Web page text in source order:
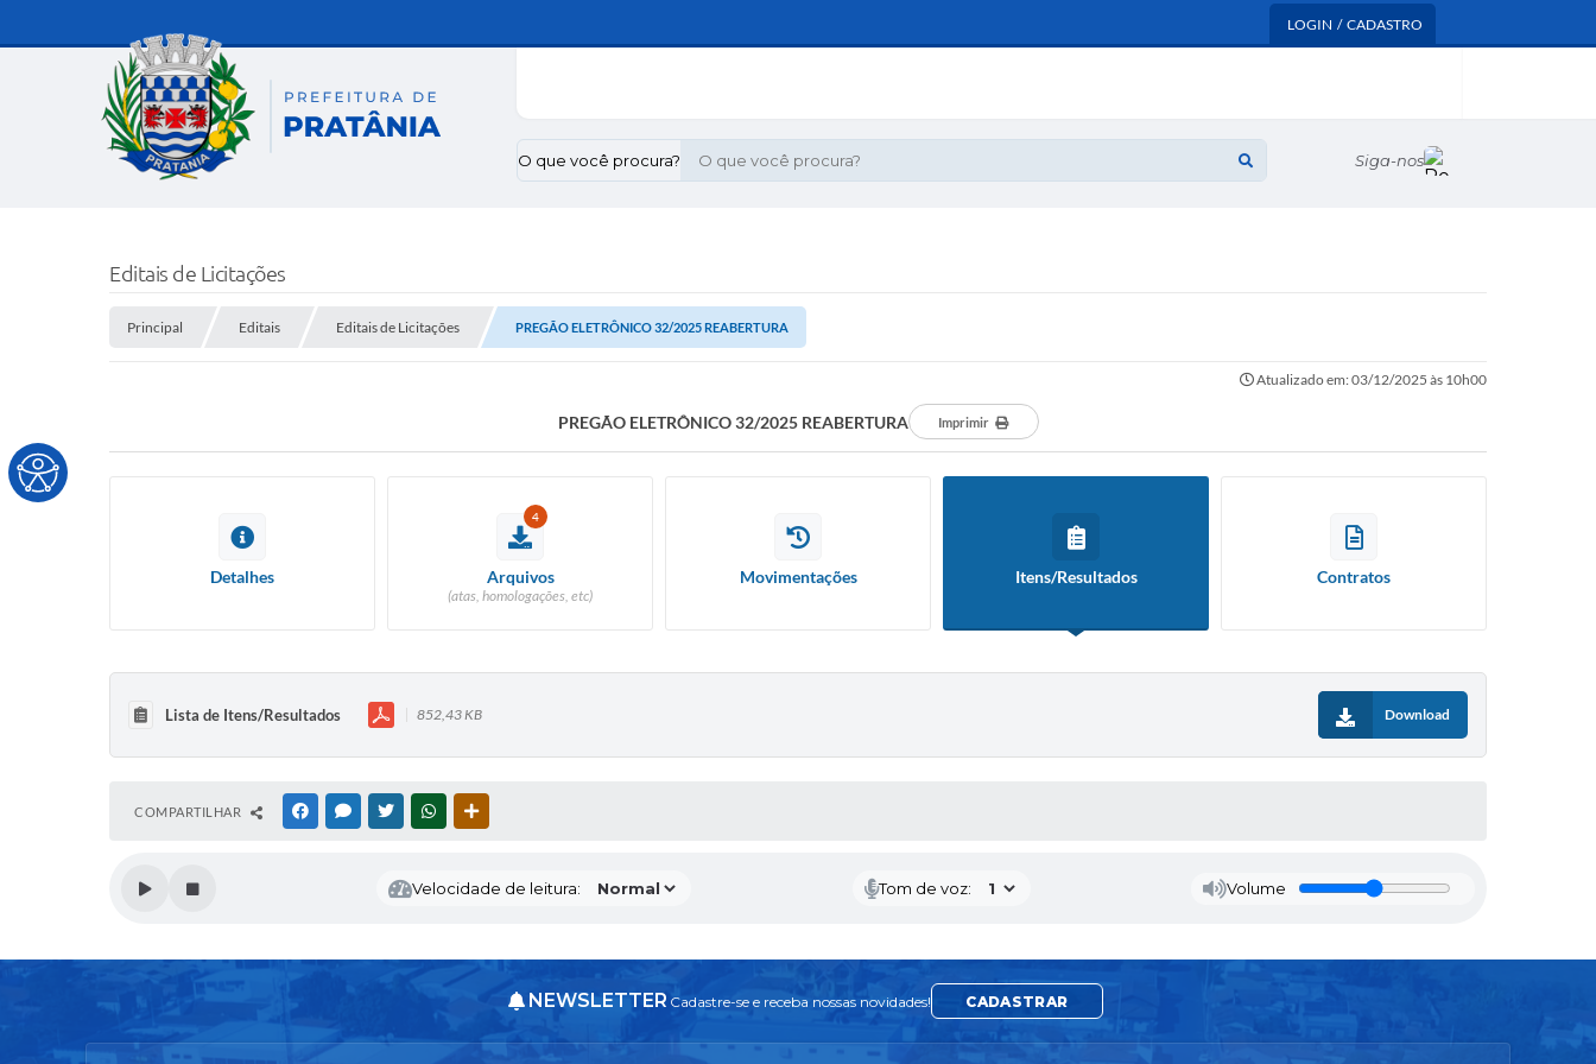
LOGIN / CADASTRO
O que você procura? Siga-nos
Editais de Licitações
Principal Editais Editais de Licitações PREGÃO ELETRÔNICO 32/2025 REABERTURA
Atualizado em: 03/12/2025 às 10h00
PREGÃO ELETRÔNICO 32/2025 REABERTURA Imprimir
Detalhes
4
Arquivos
(atas, homologações, etc)
Movimentações Itens/Resultados Contratos
Lista de Itens/Resultados 852,43 KB Download
COMPARTILHAR FACEBOOKMESSENGER
TWITTERWHATSAPP
Velocidade de leitura: Tom de voz: Volume
NEWSLETTER Cadastre-se e receba nossas novidades! CADASTRAR